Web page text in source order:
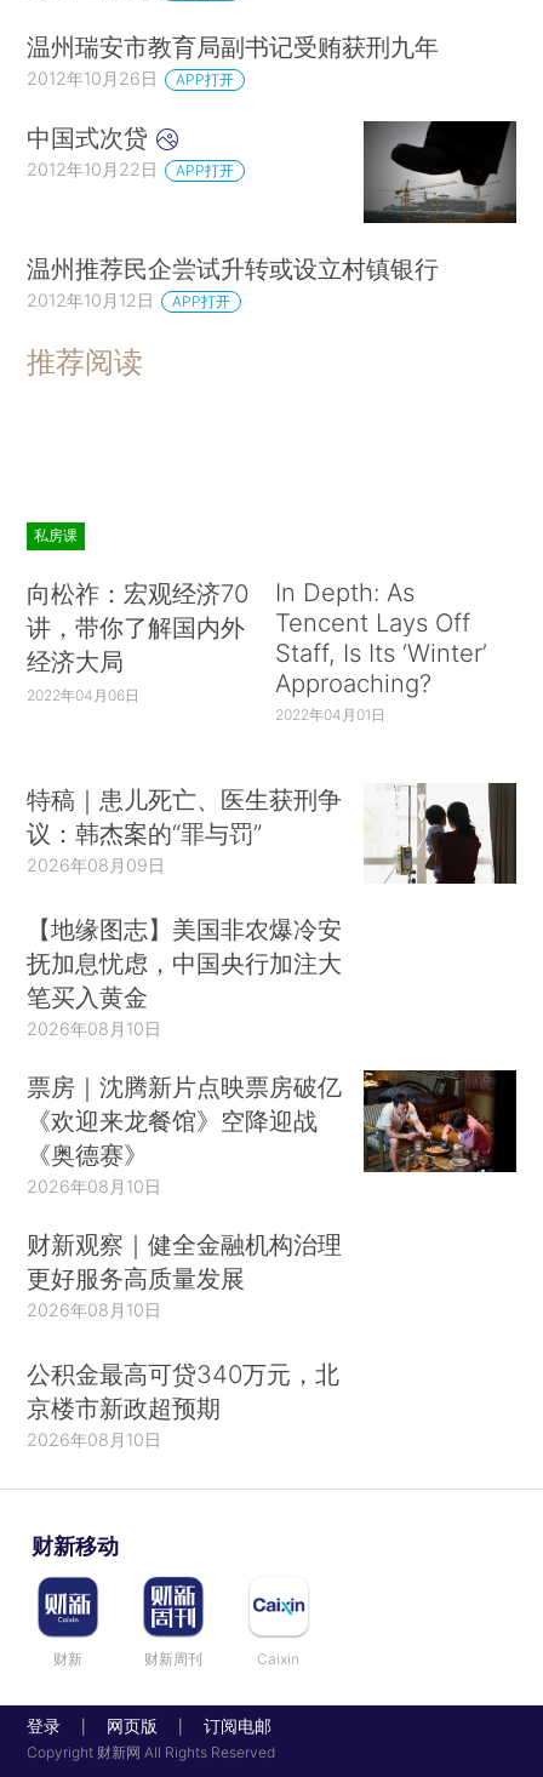
温州瑞安市教育局副书记受贿获刑九年
2012年10月26日 APP打开
中国式次贷
2012年10月22日 APP打开
温州推荐民企尝试升转或设立村镇银行
2012年10月12日 APP打开
推荐阅读
私房课
向松祚：宏观经济70
讲，带你了解国内外
经济大局
2022年04月06日
In Depth: As
Tencent Lays Off
Staff, Is Its ‘Winter’
Approaching?
2022年04月01日
特稿｜患儿死亡、医生获刑争
议：韩杰案的“罪与罚”
2026年08月09日
【地缘图志】美国非农爆冷安
抚加息忧虑，中国央行加注大
笔买入黄金
2026年08月10日
票房｜沈腾新片点映票房破亿
《欢迎来龙餐馆》空降迎战
《奥德赛》
2026年08月10日
财新观察｜健全金融机构治理
更好服务高质量发展
2026年08月10日
公积金最高可贷340万元，北
京楼市新政超预期
2026年08月10日
财新移动
财新 财新周刊 Caixin
登录 网页版 订阅电邮
Copyright 财新网 All Rights Reserved